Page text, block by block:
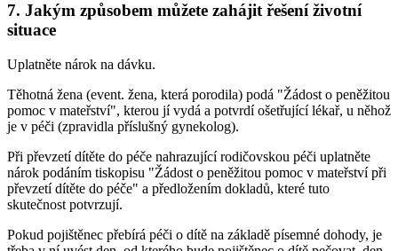
7. Jakým způsobem můžete zahájit řešení životní
situace
Uplatněte nárok na dávku.
Těhotná žena (event. žena, která porodila) podá "Žádost o peněžitou
pomoc v mateřství", kterou jí vydá a potvrdí ošetřující lékař, u něhož
je v péči (zpravidla příslušný gynekolog).
Při převzetí dítěte do péče nahrazující rodičovskou péči uplatněte
nárok podáním tiskopisu "Žádost o peněžitou pomoc v mateřství při
převzetí dítěte do péče" a předložením dokladů, které tuto
skutečnost potvrzují.
Pokud pojištěnec přebírá péči o dítě na základě písemné dohody, je